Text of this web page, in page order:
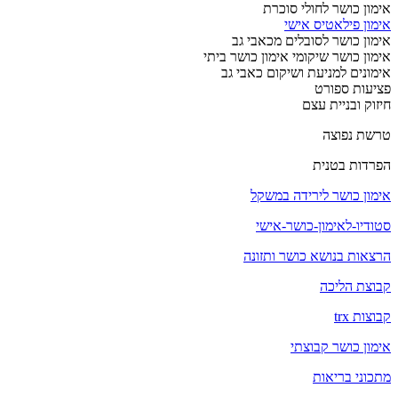
אימון כושר לחולי סוכרת
אימון פילאטיס אישי
אימון כושר לסובלים מכאבי גב
אימון כושר שיקומי אימון כושר ביתי
אימונים למניעת ושיקום כאבי גב
פציעות ספורט
חיזוק ובניית עצם
טרשת נפוצה
הפרדות בטנית
אימון כושר לירידה במשקל
סטודיו-לאימון-כושר-אישי
הרצאות בנושא כושר ותזונה
קבוצת הליכה
קבוצות trx
אימון כושר קבוצתי
מתכוני בריאות